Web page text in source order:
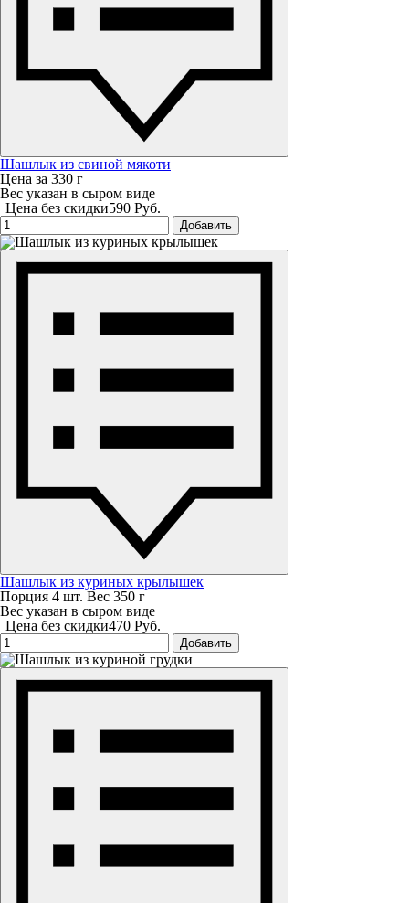
Шашлык из свиной мякоти
Цена за 330 г
Вес указан в сыром виде
Цена без скидки590 Руб.
Добавить
Шашлык из куриных крылышек
Порция 4 шт. Вес 350 г
Вес указан в сыром виде
Цена без скидки470 Руб.
Добавить